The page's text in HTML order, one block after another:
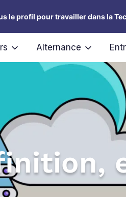
le profil pour travailler dans la
Alternance